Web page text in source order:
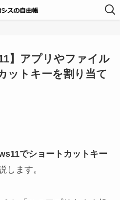
】アプリやファイル
ットキーを割り当て
でショートカットキー
します。